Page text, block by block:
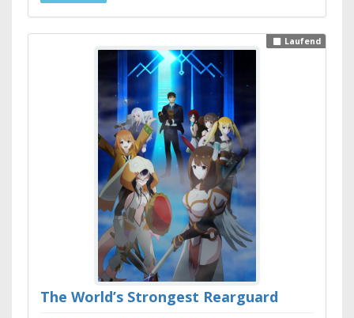
Laufend
The World’s Strongest Rearguard